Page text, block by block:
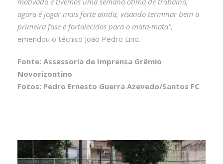
agora é jogar mais forte ainda, visando terminar bem a
primeira fase e fortalecidos para o mata-mata”,
emendou o técnico João Pedro Lino.
Fonte: Assessoria de Imprensa Grêmio
Novorizontino
Fotos: Pedro Ernesto Guerra Azevedo/Santos FC